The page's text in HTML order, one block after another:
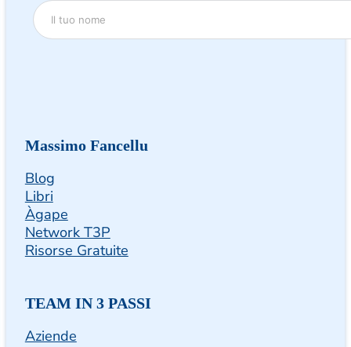
Massimo Fancellu
Blog
Libri
Àgape
Network T3P
Risorse Gratuite
TEAM IN 3 PASSI
Aziende